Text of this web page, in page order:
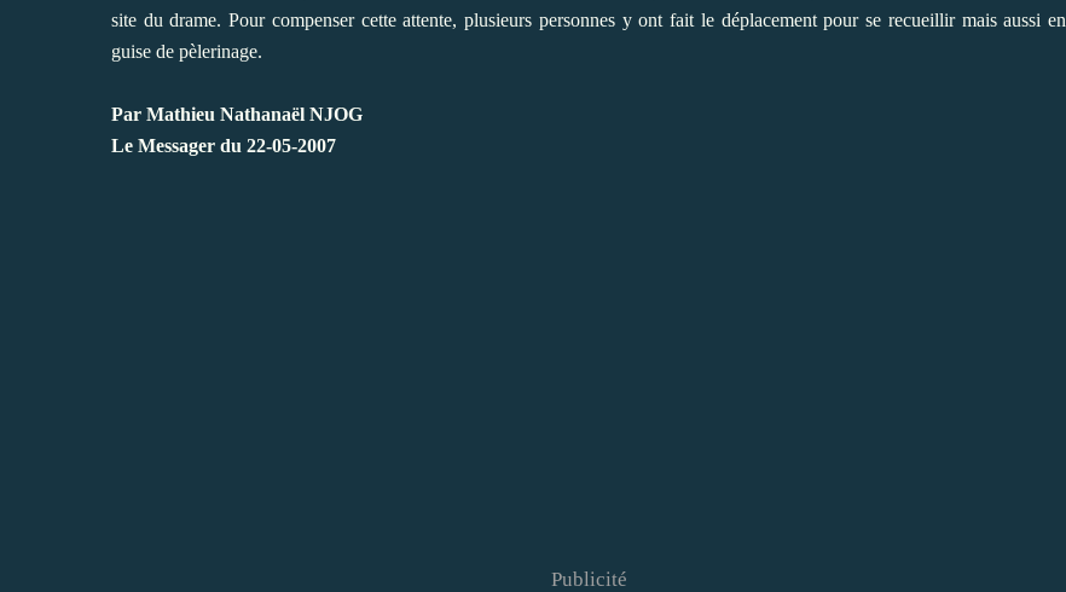
site du drame. Pour compenser cette attente, plusieurs personnes y ont fait le déplacement pour se recueillir mais aussi en
guise de pèlerinage.
Par Mathieu Nathanaël NJOG
Le Messager du 22-05-2007
Publicité